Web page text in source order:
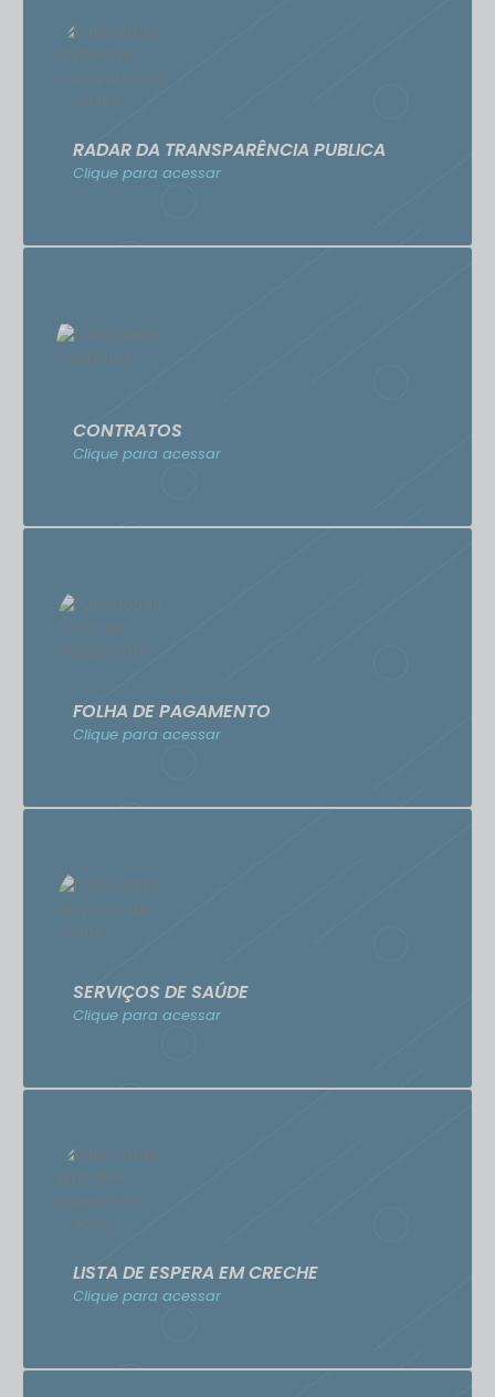
RADAR DA TRANSPARÊNCIA PUBLICA
Clique para acessar
CONTRATOS
Clique para acessar
FOLHA DE PAGAMENTO
Clique para acessar
SERVIÇOS DE SAÚDE
Clique para acessar
LISTA DE ESPERA EM CRECHE
Clique para acessar